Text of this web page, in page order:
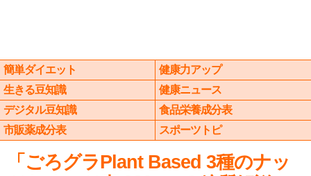
簡単ダイエット
健康力アップ
生きる豆知識
健康ニュース
デジタル豆知識
食品栄養成分表
市販薬成分表
スポーツトピ
「ごろグラPlant Based 3種のナッ